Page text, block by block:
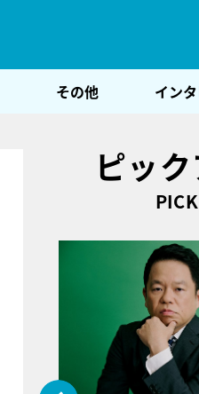
その他 イン
ピッ